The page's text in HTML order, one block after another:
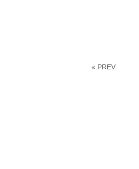
« PREV